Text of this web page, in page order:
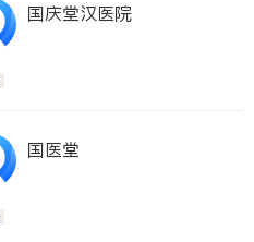
国庆堂汉医院
国医堂